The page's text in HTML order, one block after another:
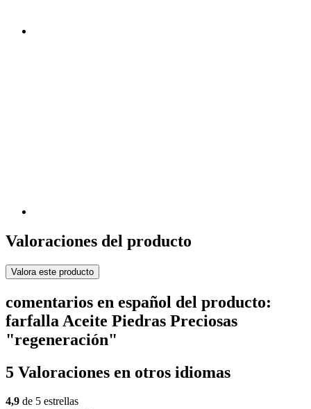
Valoraciones del producto
Valora este producto
comentarios en español del producto:
farfalla Aceite Piedras Preciosas
"regeneración"
5 Valoraciones en otros idiomas
4,9 de 5 estrellas